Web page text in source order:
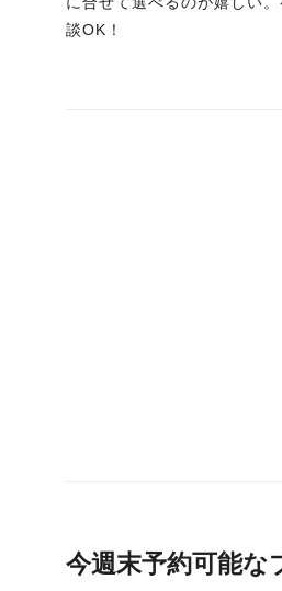
談OK！
今週末予約可能な